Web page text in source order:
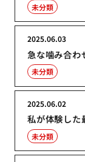
未分類
急な噛み合わ
2025.06.03
未分類
私が体験した
2025.06.02
未分類